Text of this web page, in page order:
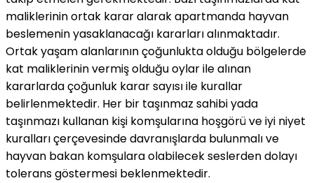
maliklerinin ortak karar alarak apartmanda hayvan
beslemenin yasaklanacağı kararları alınmaktadır.
Ortak yaşam alanlarının çoğunlukta olduğu bölgelerde
kat maliklerinin vermiş olduğu oylar ile alınan
kararlarda çoğunluk karar sayısı ile kurallar
belirlenmektedir. Her bir taşınmaz sahibi yada
taşınmazı kullanan kişi komşularına hoşgörü ve iyi niyet
kuralları çerçevesinde davranışlarda bulunmalı ve
hayvan bakan komşulara olabilecek seslerden dolayı
tolerans göstermesi beklenmektedir.